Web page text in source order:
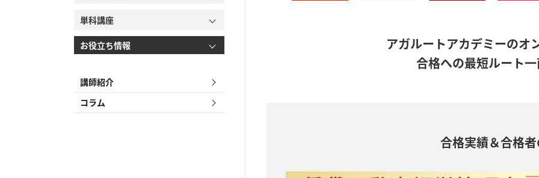
アガルートアカデミーのオ
合格への最短ルート
合格実績＆合格
単科講座
お役立ち情報
講師紹介
コラム